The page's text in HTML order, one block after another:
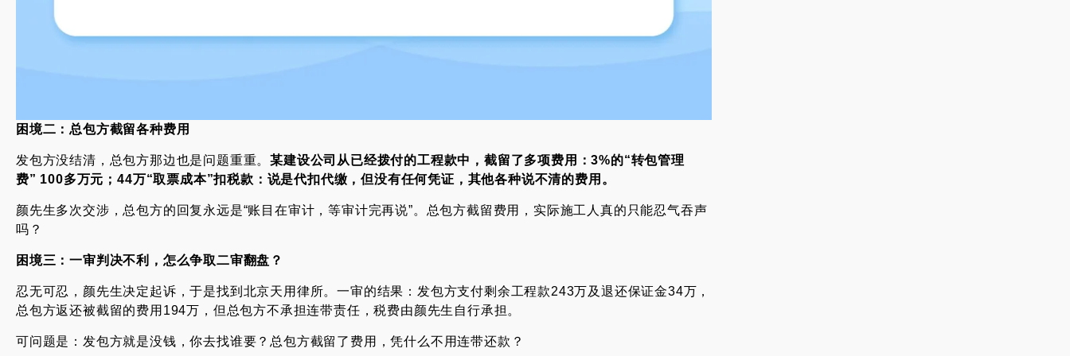
困境二：总包方截留各种费用
发包方没结清，总包方那边也是问题重重。某建设公司从已经拨付的工程款中，截留了多项费用：3%的“转包管理
费” 100多万元 ；44万“取票成本”扣税款：说是代扣代缴，但没有任何凭证 ， 其他各种说不清的费用 。
颜先生多次交涉，总包方的回复永远是“账目在审计，等审计完再说”。总包方截留费用，实际施工人真的只能忍气吞声
吗？
困境三：一审判决不利，怎么争取二审翻盘？
忍无可忍，颜先生决定起诉，于是找到北京天用律所。一审的结果：发包方支付剩余工程款243万及退还保证金34万，
总包方返还被截留的费用194万，但总包方不承担连带责任，税费由颜先生自行承担。
可问题是：发包方就是没钱，你去找谁要？总包方截留了费用，凭什么不用连带还款？